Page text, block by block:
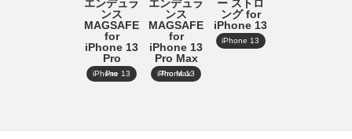
エンデュラ
ンス
MAGSAFE
for
iPhone 13
Pro
iPhone 13 Pro
エンデュラ
ンス
MAGSAFE
for
iPhone 13
Pro Max
iPhone 13 Pro Max
ー ストロ
ング for
iPhone 13
iPhone 13